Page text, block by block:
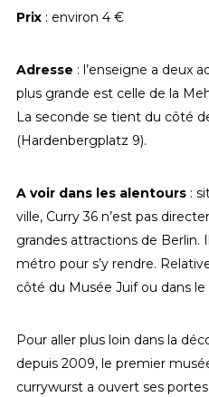
Prix : environ 4 €
Adresse : l’enseigne a deux
plus grande est celle de la
La seconde se tient du côté
(Hardenbergplatz 9).
A voir dans les alentours :
ville, Curry 36 n’est pas
grandes attractions de Berlin.
métro pour s’y rendre.
côté du Musée Juif ou dans
Pour aller plus loin dans la
depuis 2009, le premier
currywurst a ouvert ses portes